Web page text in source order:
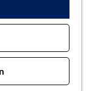
’s-